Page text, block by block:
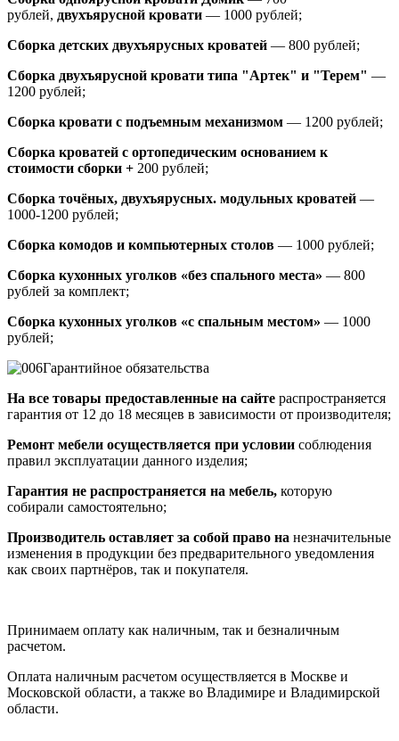
рублей, двухъярусной кровати — 1000 рублей;
Сборка детских двухъярусных кроватей — 800 рублей;
Сборка двухъярусной кровати типа "Артек" и "Терем" —
1200 рублей;
Сборка кровати с подъемным механизмом — 1200 рублей;
Сборка кроватей с ортопедическим основанием к
стоимости сборки + 200 рублей;
Сборка точёных, двухъярусных. модульных кроватей —
1000-1200 рублей;
Сборка комодов и компьютерных столов — 1000 рублей;
Сборка кухонных уголков «без спального места» — 800
рублей за комплект;
Сборка кухонных уголков «с спальным местом» — 1000
рублей;
Гарантийное обязательства
На все товары предоставленные на сайте распространяется
гарантия от 12 до 18 месяцев в зависимости от производителя;
Ремонт мебели осуществляется при условии соблюдения
правил эксплуатации данного изделия;
Гарантия не распространяется на мебель, которую
собирали самостоятельно;
Производитель оставляет за собой право на незначительные
изменения в продукции без предварительного уведомления
как своих партнёров, так и покупателя.
Принимаем оплату как наличным, так и безналичным
расчетом.
Оплата наличным расчетом осуществляется в Москве и
Московской области, а также во Владимире и Владимирской
области.